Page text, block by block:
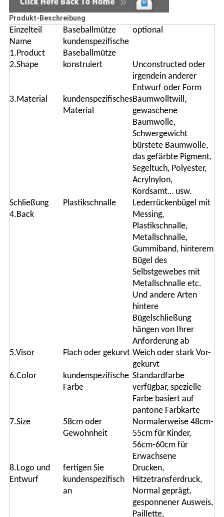
Produkt-Beschreibung
Einzelteil Baseballmütze
optional
Name
1.Product
kundenspezifische
Baseballmütze
2.Shape
konstruiert
Unconstructed oder
irgendein anderer
Entwurf oder Form
3.Material
kundenspezifisches
Material
Baumwolltwill,
gewaschene
Baumwolle,
Schwergewicht
bürstete Baumwolle,
das gefärbte Pigment,
Segeltuch, Polyester,
Acrylnylon,
Kordsamt… usw.
Schließung
4.Back
Plastikschnalle
Lederrückenbügel mit
Messing,
Plastikschnalle,
Metallschnalle,
Gummiband, hinterem
Bügel des
Selbstgewebes mit
Metallschnalle etc.
Und andere Arten
hintere
Bügelschließung
hängen von Ihrer
Anforderung ab
5.Visor
Flach oder gekurvt Weich oder stark Vor-
gekurvt
6.Color
kundenspezifische
Farbe
Standardfarbe
verfügbar, spezielle
Farbe basiert auf
pantone Farbkarte
7.Size
58cm oder
Gewohnheit
Normalerweise 48cm-
55cm für Kinder,
56cm-60cm für
Erwachsene
8.Logo und
Entwurf
fertigen Sie
kundenspezifisch
an
Drucken,
Hitzetransferdruck,
Normal geprägt,
gesponnener Ausweis,
Paillette,